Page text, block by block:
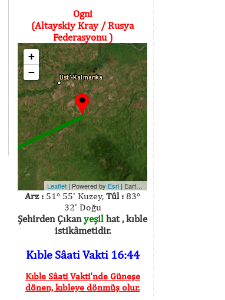
Ogni
(Altayskiy Kray / Rusya
Federasyonu )
+
−
Leaflet | Powered by Esri | Earthstar Geographics
Arz : 51° 55' Kuzey, Tûl : 83°
32' Doğu
Şehirden Çıkanyeşil hat , kıble
istikâmetidir.
Kıble Sâati Vakti 16:44
Kıble Sâati Vakti'nde Güneşe
dönen, kıbleye dönmüş olur.